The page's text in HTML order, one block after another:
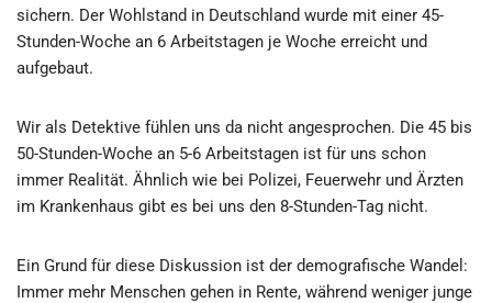
sichern. Der Wohlstand in Deutschland wurde mit einer 45-
Stunden-Woche an 6 Arbeitstagen je Woche erreicht und
aufgebaut.
Wir als Detektive fühlen uns da nicht angesprochen. Die 45 bis
50-Stunden-Woche an 5-6 Arbeitstagen ist für uns schon
immer Realität. Ähnlich wie bei Polizei, Feuerwehr und Ärzten
im Krankenhaus gibt es bei uns den 8-Stunden-Tag nicht.
Ein Grund für diese Diskussion ist der demografische Wandel:
Immer mehr Menschen gehen in Rente, während weniger junge